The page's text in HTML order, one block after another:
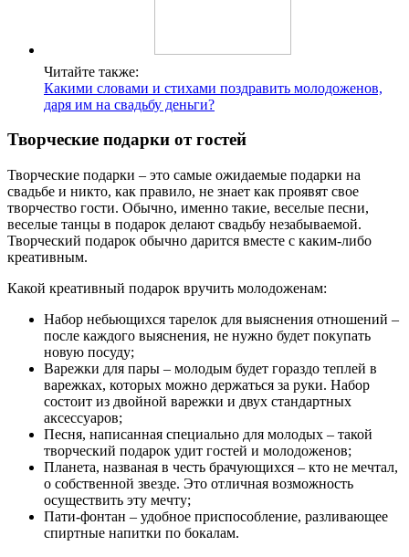
Читайте также:
Какими словами и стихами поздравить молодоженов,
даря им на свадьбу деньги?
Творческие подарки от гостей
Творческие подарки – это самые ожидаемые подарки на
свадьбе и никто, как правило, не знает как проявят свое
творчество гости. Обычно, именно такие, веселые песни,
веселые танцы в подарок делают свадьбу незабываемой.
Творческий подарок обычно дарится вместе с каким-либо
креативным.
Какой креативный подарок вручить молодоженам:
Набор небьющихся тарелок для выяснения отношений –
после каждого выяснения, не нужно будет покупать
новую посуду;
Варежки для пары – молодым будет гораздо теплей в
варежках, которых можно держаться за руки. Набор
состоит из двойной варежки и двух стандартных
аксессуаров;
Песня, написанная специально для молодых – такой
творческий подарок удит гостей и молодоженов;
Планета, названая в честь брачующихся – кто не мечтал,
о собственной звезде. Это отличная возможность
осуществить эту мечту;
Пати-фонтан – удобное приспособление, разливающее
спиртные напитки по бокалам.